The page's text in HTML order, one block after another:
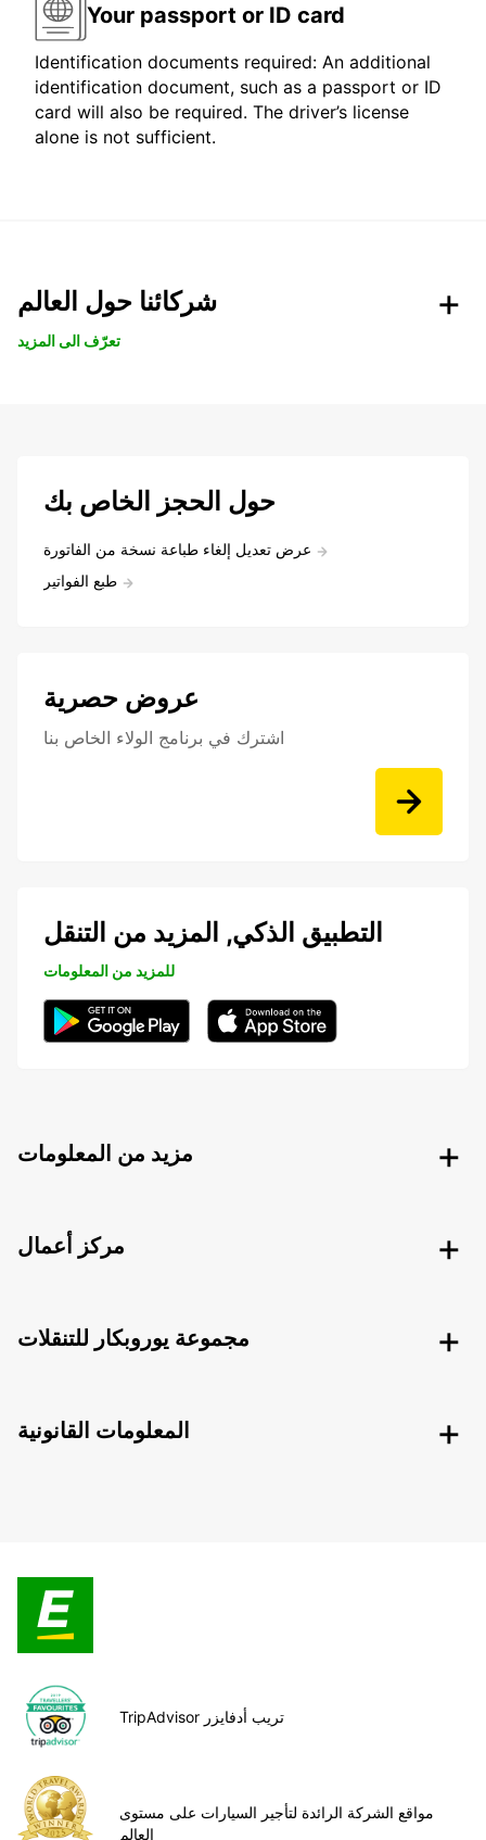
Your passport or ID card
Identification documents required: An additional
identification document, such as a passport or ID
card will also be required. The driver’s license
alone is not sufficient.
شركائنا حول العالم
تعرّف الى المزيد
حول الحجز الخاص بك
عرض تعديل إلغاء طباعة نسخة من الفاتورة
طبع الفواتير
عروض حصرية
اشترك في برنامج الولاء الخاص بنا
التطبيق الذكي, المزيد من التنقل
للمزيد من المعلومات
مزيد من المعلومات
مركز أعمال
مجموعة يوروبكار للتنقلات
المعلومات القانونية
TripAdvisor تريب أدفايزر
مواقع الشركة الرائدة لتأجير السيارات على مستوى
العالم